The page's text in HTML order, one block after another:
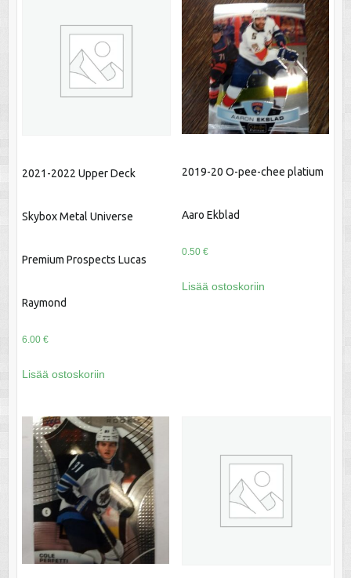
2021-2022 Upper Deck
Skybox Metal Universe
Premium Prospects Lucas
Raymond
6.00 €
Lisää ostoskoriin
2019-20 O-pee-chee platium
Aaro Ekblad
0.50 €
Lisää ostoskoriin